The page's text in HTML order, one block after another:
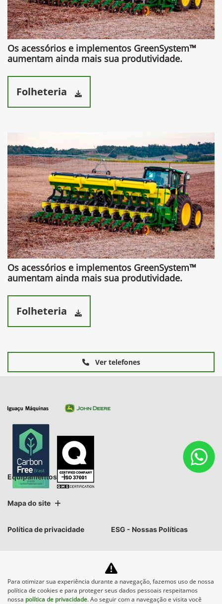
Os acessórios e implementos GreenSystem™
aumentam ainda mais sua produtividade.​
Folheteria
Os acessórios e implementos GreenSystem™
aumentam ainda mais sua produtividade.​
Folheteria
Ver telefones
Equipamentos
Mapa do site
Política de privacidade ESG - Nossas Políticas
CNPJ: 33.656.729/0015-75
Para otimizar sua experiência durante a navegação, fazemos uso de nossa
política de cookies e para proteger seus dados pessoais respeitamos
nossa política de privacidade. Ao seguir com a navegação e visita você